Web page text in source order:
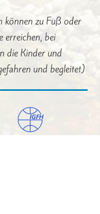
können zu Fuß oder
erreichen, bei
die Kinder und
und begleitet)